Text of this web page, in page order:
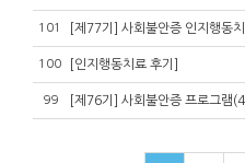
101 [제77기] 사회불안증 인지행동
100 [인지행동치료 후기]
99 [제76기] 사회불안증 프로그램